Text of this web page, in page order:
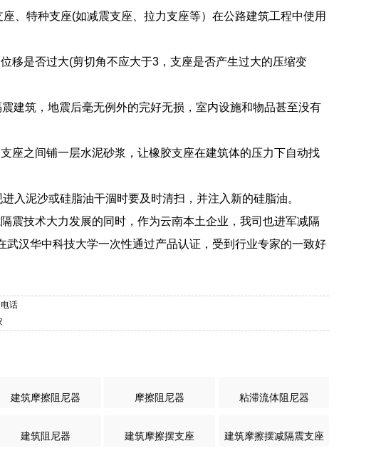
、特种支座(如减震支座、拉力支座等）在公路建筑工程中使用
移是否过大(剪切角不应大于3，支座是否产生过大的压缩变
建筑，地震后毫无例外的完好无损，室内设施和物品甚至没有
座之间铺一层水泥砂浆，让橡胶支座在建筑体的压力下自动找
入泥沙或硅脂油干涸时要及时清扫，并注入新的硅脂油。
震技术大力发展的同时，作为云南本土企业，我司也进军减隔
汉华中科技大学一次性通过产品认证，受到行业专家的一致好
话
建筑摩擦阻尼器 摩擦阻尼器 粘滞流体阻尼器
建筑阻尼器 建筑摩擦摆支座 建筑摩擦摆减隔震支座